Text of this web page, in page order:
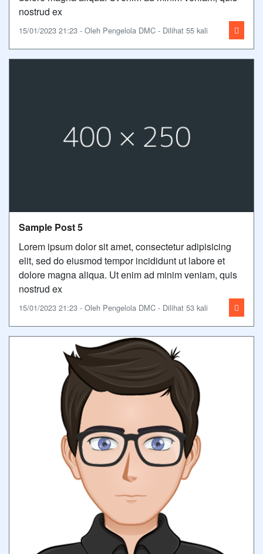
nostrud ex
15/01/2023 21:23 - Oleh Pengelola DMC - Dilihat 55 kali
Sample Post 5
Lorem ipsum dolor sit amet, consectetur adipisicing
elit, sed do eiusmod tempor incididunt ut labore et
dolore magna aliqua. Ut enim ad minim veniam, quis
nostrud ex
15/01/2023 21:23 - Oleh Pengelola DMC - Dilihat 53 kali